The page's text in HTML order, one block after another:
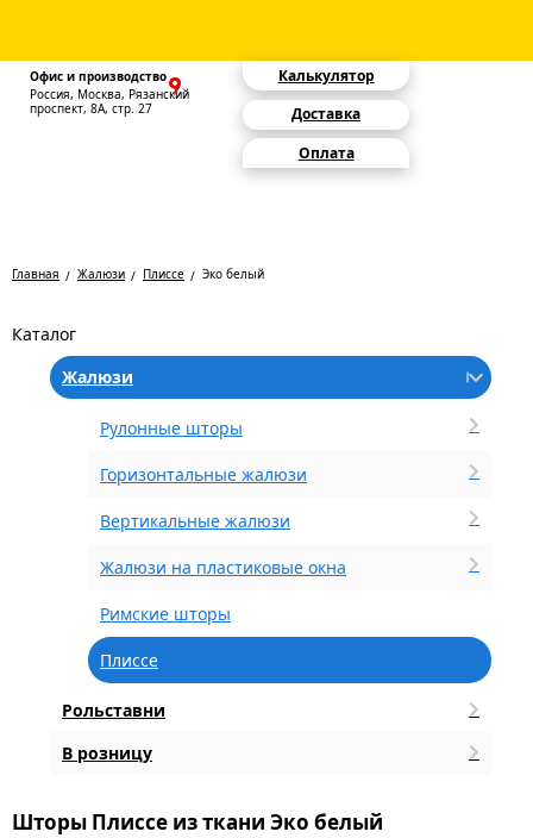
Офис и производство
Россия, Москва, Рязанский
проспект, 8А, стр. 27
Калькулятор
Доставка
Оплата
Главная Жалюзи Плиссе Эко белый
Каталог
Жалюзи
Рулонные шторы
Горизонтальные жалюзи
Вертикальные жалюзи
Жалюзи на пластиковые окна
Римские шторы
Плиссе
Рольставни
В розницу
Шторы Плиссе из ткани Эко белый